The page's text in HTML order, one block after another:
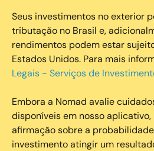
Seus investimentos no exterior
tributação no Brasil e,
rendimentos podem estar
Estados Unidos. Para mais
Legais - Serviços de
Embora a Nomad avalie
disponíveis em nosso aplicativo,
afirmação sobre a
investimento atingir um